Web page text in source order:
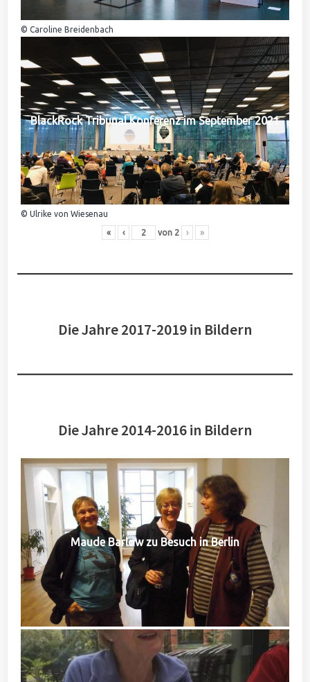
© Caroline Breidenbach
BlackRock Tribunal Konferenz im September 2021
© Ulrike von Wiesenau
« ‹ von 2 › »
Die Jahre 2017-2019 in Bildern
Die Jahre 2014-2016 in Bildern
Maude Barlow zu Besuch in Berlin